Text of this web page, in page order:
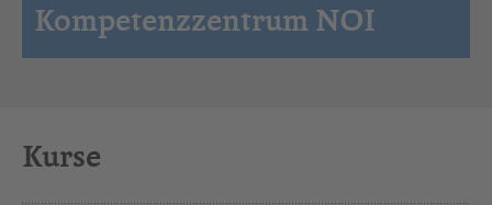
Kompetenzzentrum NOI
Kurse